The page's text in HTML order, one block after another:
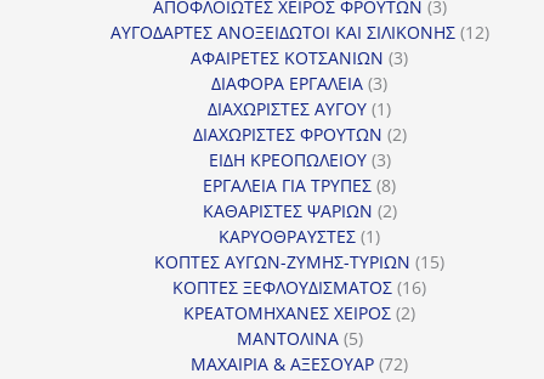
προϊόντα
ΑΠΟΦΛΟΙΩΤΕΣ ΧΕΙΡΟΣ ΦΡΟΥΤΩΝ 33
προϊόντα
ΑΥΓΟΔΑΡΤΕΣ ΑΝΟΞΕΙΔΩΤΟΙ ΚΑΙ ΣΙΛΙΚΟΝΗΣ 1212
ΑΦΑΙΡΕΤΕΣ ΚΟΤΣΑΝΙΩΝ 33
ΔΙΑΦΟΡΑ ΕΡΓΑΛΕΙΑ 33
προϊόντα
ΔΙΑΧΩΡΙΣΤΕΣ ΑΥΓΟΥ 11
προϊόν
ΔΙΑΧΩΡΙΣΤΕΣ ΦΡΟΥΤΩΝ 22
ΕΙΔΗ ΚΡΕΟΠΩΛΕΙΟΥ 33
προϊόντα
ΕΡΓΑΛΕΙΑ ΓΙΑ ΤΡΥΠΕΣ 88
προϊόντα
ΚΑΘΑΡΙΣΤΕΣ ΨΑΡΙΩΝ 22
ΚΑΡΥΟΘΡΑΥΣΤΕΣ 11
προϊόν
ΚΟΠΤΕΣ ΑΥΓΩΝ-ΖΥΜΗΣ-ΤΥΡΙΩΝ 1515
ΚΟΠΤΕΣ ΞΕΦΛΟΥΔΙΣΜΑΤΟΣ 1616
ΚΡΕΑΤΟΜΗΧΑΝΕΣ ΧΕΙΡΟΣ 22
ΜΑΝΤΟΛΙΝΑ 55
προϊόντα
ΜΑΧΑΙΡΙΑ & ΑΞΕΣΟΥΑΡ 7272